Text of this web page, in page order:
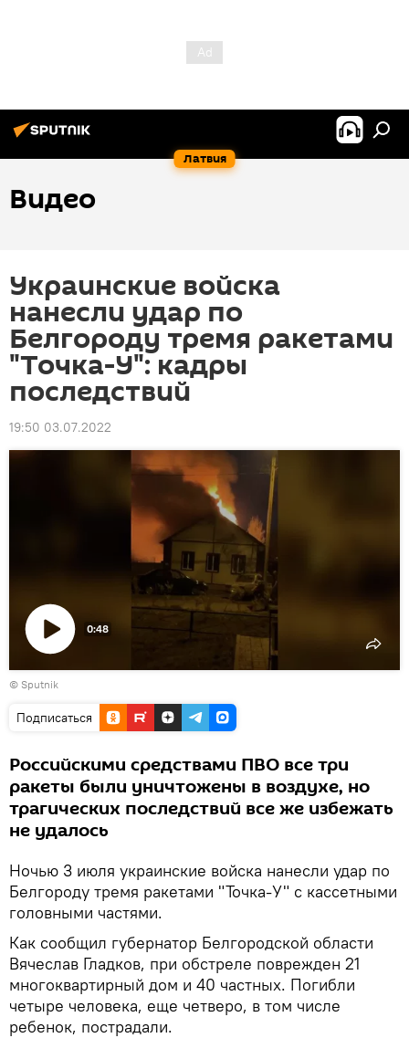
Латвия
Видео
Украинские войска
нанесли удар по
Белгороду тремя ракетами
"Точка-У": кадры
последствий
19:50 03.07.2022
Воспроизвести
видео
0:48
© Sputnik
Подписаться
Российскими средствами ПВО все три
ракеты были уничтожены в воздухе, но
трагических последствий все же избежать
не удалось
Ночью 3 июля украинские войска нанесли удар по
Белгороду тремя ракетами "Точка-У" с кассетными
головными частями.
Как сообщил губернатор Белгородской области
Вячеслав Гладков, при обстреле поврежден 21
многоквартирный дом и 40 частных. Погибли
четыре человека, еще четверо, в том числе
ребенок, пострадали.